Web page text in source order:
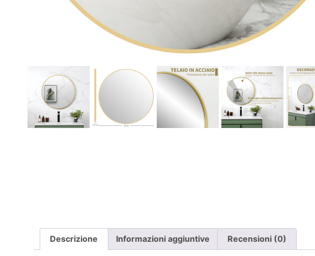
Ho
stato
Descrizione Informazioni aggiuntive Recensioni (0)